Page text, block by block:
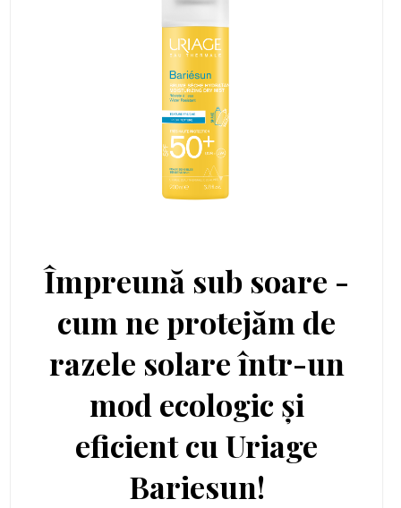
Împreună sub soare -
cum ne protejăm de
razele solare într-un
mod ecologic și
eficient cu Uriage
Bariesun!